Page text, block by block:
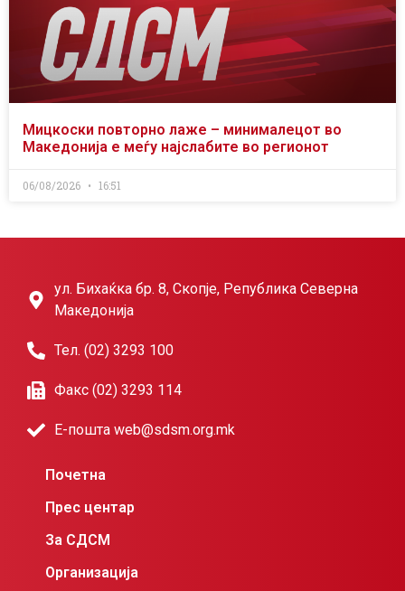
Мицкоски повторно лаже – минималецот во
Македонија е меѓу најслабите во регионот
06/08/2026 16:51
ул. Бихаќка бр. 8, Скопје, Република Северна
Македонија
Тел. (02) 3293 100
Факс (02) 3293 114
Е-пошта web@sdsm.org.mk
Почетна
Прес центар
За СДСМ
Организација